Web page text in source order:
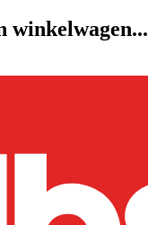
winkelwagen...